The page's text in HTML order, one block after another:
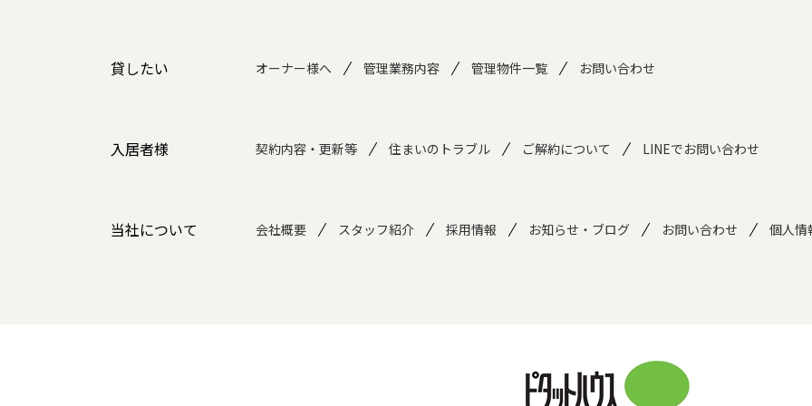
貸したい オーナー様へ 管理業務内容 管理物件一覧 お問い合わせ
入居者様 契約内容・更新等 住まいのトラブル ご解約について LINEでお問い合わせ
当社について 会社概要 スタッフ紹介 採用情報 お知らせ・ブログ お問い合わせ 個人情